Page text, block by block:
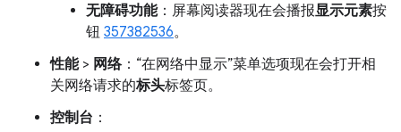
无障碍功能：屏幕阅读器现在会播报显示元素按
钮 357382536。
性能> 网络：“在网络中显示”菜单选项现在会打开相
关网络请求的标头标签页。
控制台 ：